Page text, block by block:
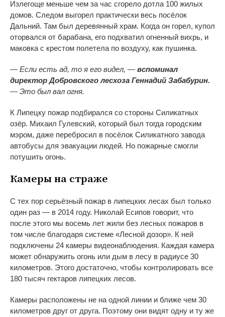
Излегоще меньше чем за час сгорело дотла 100 жилых
домов. Следом выгорел практически весь посёлок
Дальний. Там был деревянный храм. Когда он горел, купол
оторвался от барабана, его подхватил огненный вихрь, и
маковка с крестом полетела по воздуху, как пушинка.
— Если есть ад, то я его видел, — вспоминал
директор Добровского лесхоза Геннадий Забабурин.
— Это был вал огня.
К Липецку пожар подбирался со стороны Силикатных
озёр. Михаил Гулевский, который был тогда городским
мэром, даже перебросил в посёлок Силикатного завода
автобусы для эвакуации людей. Но пожарные смогли
потушить огонь.
Камеры на страже
С тех пор серьёзный пожар в липецких лесах был только
один раз — в 2014 году. Николай Есипов говорит, что
после этого мы восемь лет жили без лесных пожаров в
том числе благодаря системе «Лесной дозор». К ней
подключены 24 камеры видеонаблюдения. Каждая камера
может обнаружить огонь или дым в лесу в радиусе 30
километров. Этого достаточно, чтобы контролировать все
180 тысяч гектаров липецких лесов.
Камеры расположены не на одной линии и ближе чем 30
километров друг от друга. Поэтому они видят одну и ту же